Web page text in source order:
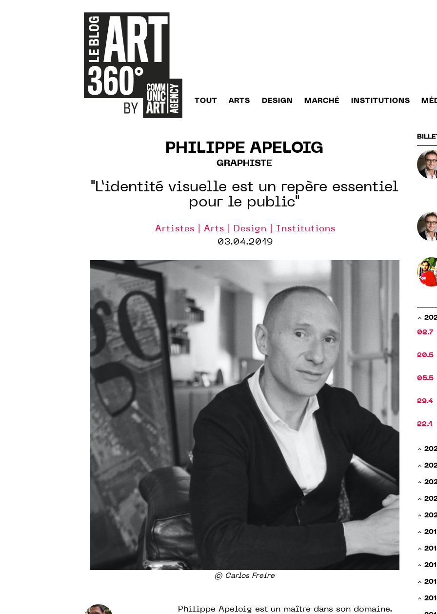
TOUT ARTS DESIGN MARCHÉ INSTITUTIONS
PHILIPPE APELOIG
GRAPHISTE
"L’identité visuelle est un repère essentiel
pour le public"
Artistes | Arts | Design | Institutions
03.04.2019
© Carlos Freire
Philippe Apeloig est un maître dans son domaine.
02.7
20.5
05.5
29.4
22.1